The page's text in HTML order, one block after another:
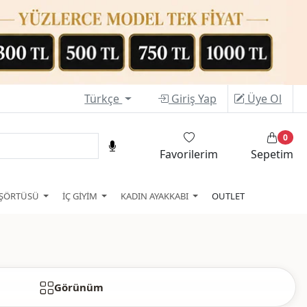
Türkçe Giriş Yap Üye Ol
Favorilerim Sepetim
0
İÇ GİYİM KADIN AYAKKABI OUTLET
Görünüm